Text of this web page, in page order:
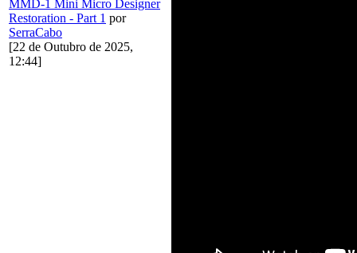
MMD-1 Mini Micro Designer
Restoration - Part 1 por
SerraCabo
[22 de Outubro de 2025,
12:44]